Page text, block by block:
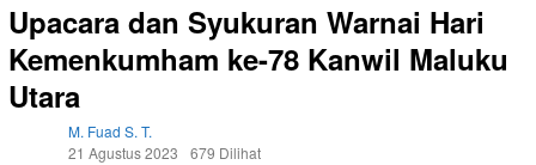
Upacara dan Syukuran Warnai Hari
Kemenkumham ke-78 Kanwil Maluku
Utara
M. Fuad S. T.
21 Agustus 2023
679 Dilihat